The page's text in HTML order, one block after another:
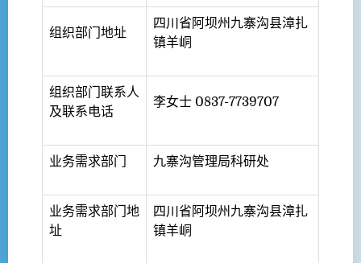
组织部门地址
四川省阿坝州九寨沟县漳扎
镇羊峒
组织部门联系人
及联系电话
李女士 0837-7739707
业务需求部门 九寨沟管理局科研处
业务需求部门地
址
四川省阿坝州九寨沟县漳扎
镇羊峒